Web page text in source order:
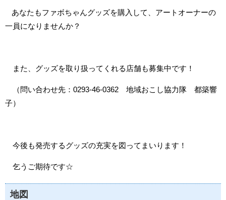
あなたもファボちゃんグッズを購入して、アートオーナーの
一員になりませんか？
また、グッズを取り扱ってくれる店舗も募集中です！
（問い合わせ先：0293-46-0362 地域おこし協力隊 都築響
子）
今後も発売するグッズの充実を図ってまいります！
乞うご期待です☆
地図